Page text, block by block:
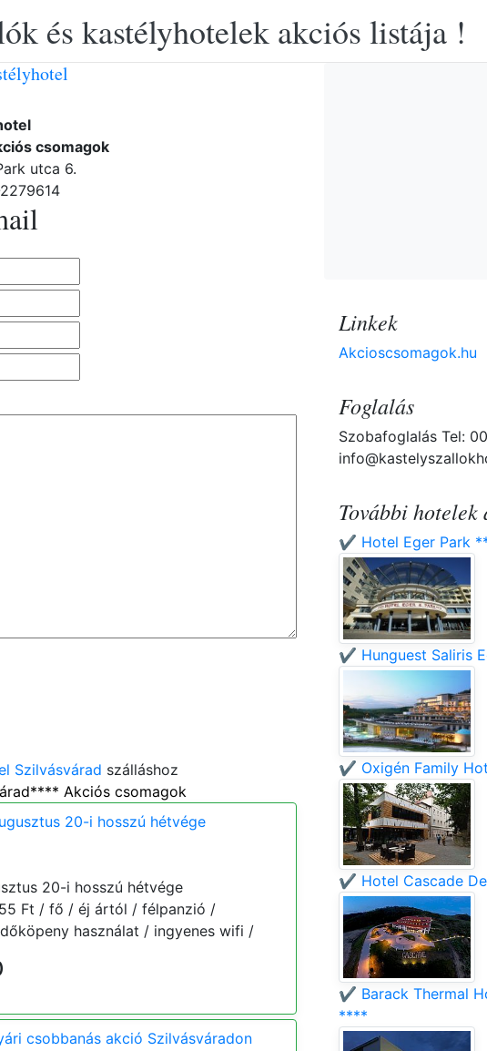
és kastélyhotelek akciós listája !
csomagok
utca 6.
Szilvásvárad szálláshoz
Akciós csomagok
20-i hosszú hétvége
20-i hosszú hétvége
Ft / fő / éj ártól / félpanzió /
használat / ingyenes wifi /
csobbanás akció Szilvásváradon
Linkek
Akcioscsomagok.hu
Foglalás
Szobafoglalás Tel:
További hotelek
✔️ Hotel Eger Park
✔️ Hunguest Saliris
✔️ Oxigén Family
✔️ Hotel Cascade
✔️ Barack Thermal
****